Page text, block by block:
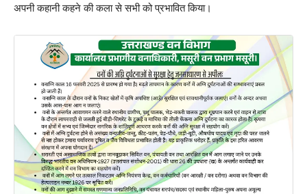
अपनी कहानी कहने की कला से सभी को प्रभावित किया।